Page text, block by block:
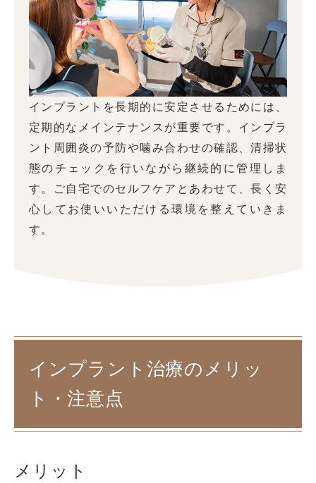
インプラントを長期的に安定させるためには、
定期的なメインテナンスが重要です。インプラ
ント周囲炎の予防や噛み合わせの確認、清掃状
態のチェックを行いながら継続的に管理しま
す。ご自宅でのセルフケアとあわせて、長く安
心してお使いいただける環境を整えていきま
す。
インプラント治療のメリッ
ト・注意点
メリット